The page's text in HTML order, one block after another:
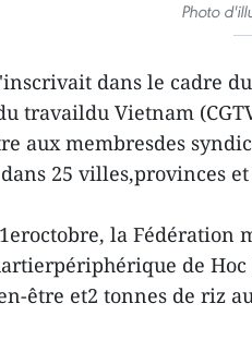
Photo
dans le cadre
travaildu Vietnam
aux membresdes
dans 25 villes,provinces
la
de
être et2 tonnes de riz